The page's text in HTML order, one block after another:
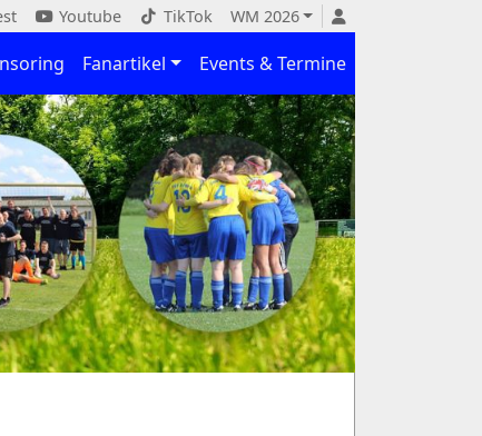
Youtube TikTok WM 2026
Fanartikel Events & Termine